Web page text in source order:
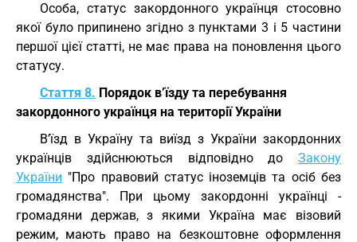
Особа, статус закордонного українця стосовно
якої було припинено згідно з пунктами 3 і 5 частини
першої цієї статті, не має права на поновлення цього
статусу.
Стаття 8. Порядок в’їзду та перебування
закордонного українця на території України
В’їзд в Україну та виїзд з України закордонних
українців здійснюються відповідно до Закону
України "Про правовий статус іноземців та осіб без
громадянства". При цьому закордонні українці -
громадяни держав, з якими Україна має візовий
режим, мають право на безкоштовне оформлення